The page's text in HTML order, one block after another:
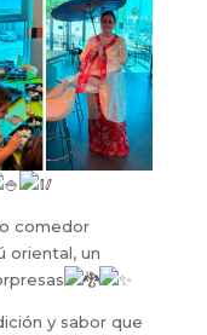
comedor
oriental, un
y sabor que